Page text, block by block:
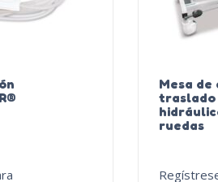
Mesa
traslado
ruedas